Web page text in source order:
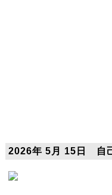
2026年 5月 15日 自